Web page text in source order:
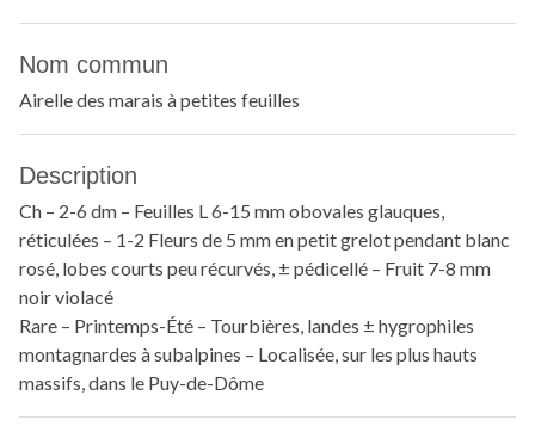
Nom commun
Airelle des marais à petites feuilles
Description
Ch – 2-6 dm – Feuilles L 6-15 mm obovales glauques,
réticulées – 1-2 Fleurs de 5 mm en petit grelot pendant blanc
rosé, lobes courts peu récurvés, ± pédicellé – Fruit 7-8 mm
noir violacé
Rare – Printemps-Été – Tourbières, landes ± hygrophiles
montagnardes à subalpines – Localisée, sur les plus hauts
massifs, dans le Puy-de-Dôme